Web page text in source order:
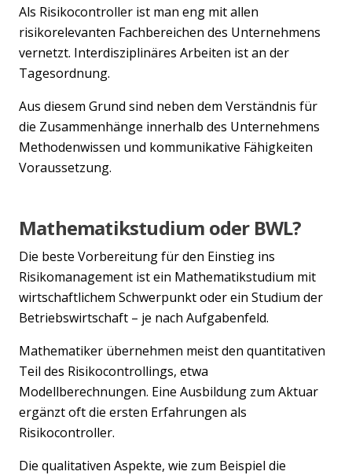
Als Risikocontroller ist man eng mit allen
risikorelevanten Fachbereichen des Unternehmens
vernetzt. Interdisziplinäres Arbeiten ist an der
Tagesordnung.
Aus diesem Grund sind neben dem Verständnis für
die Zusammenhänge innerhalb des Unternehmens
Methodenwissen und kommunikative Fähigkeiten
Voraussetzung.
Mathematikstudium oder BWL?
Die beste Vorbereitung für den Einstieg ins
Risikomanagement ist ein Mathematikstudium mit
wirtschaftlichem Schwerpunkt oder ein Studium der
Betriebswirtschaft – je nach Aufgabenfeld.
Mathematiker übernehmen meist den quantitativen
Teil des Risikocontrollings, etwa
Modellberechnungen. Eine Ausbildung zum Aktuar
ergänzt oft die ersten Erfahrungen als
Risikocontroller.
Die qualitativen Aspekte, wie zum Beispiel die